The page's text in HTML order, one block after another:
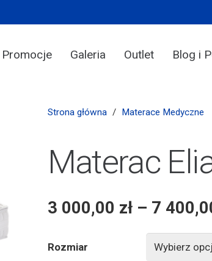
Promocje Galeria Outlet Blog i
Strona główna / Materace Medyczne
Materac
3 000,00 zł– 7
Rozmiar